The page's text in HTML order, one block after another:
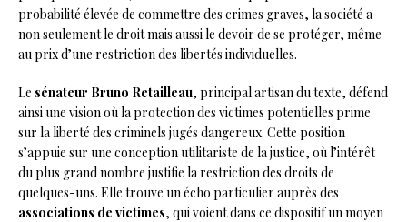
probabilité élevée de commettre des crimes graves, la société a
non seulement le droit mais aussi le devoir de se protéger, même
au prix d’une restriction des libertés individuelles.
Le sénateur Bruno Retailleau, principal artisan du texte, défend
ainsi une vision où la protection des victimes potentielles prime
sur la liberté des criminels jugés dangereux. Cette position
s’appuie sur une conception utilitariste de la justice, où l’intérêt
du plus grand nombre justifie la restriction des droits de
quelques-uns. Elle trouve un écho particulier auprès des
associations de victimes, qui voient dans ce dispositif un moyen